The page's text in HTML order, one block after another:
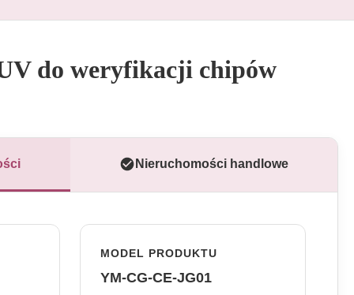
do weryfikacji chipów
Nieruchomości handlowe
MODEL PRODUKTU
YM-CG-CE-JG01